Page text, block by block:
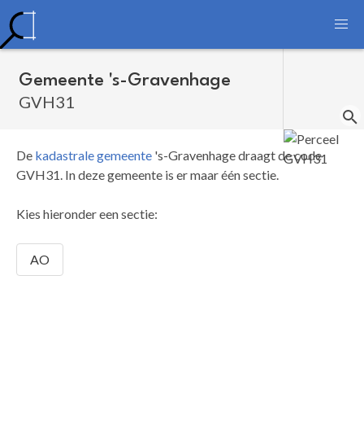
Gemeente 's-Gravenhage
GVH31
De kadastrale gemeente 's-Gravenhage draagt de code
GVH31. In deze gemeente is er maar één sectie.
Kies hieronder een sectie:
AO